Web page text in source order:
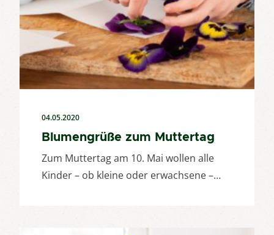
04.05.2020
Blumengrüße zum Muttertag
Zum Muttertag am 10. Mai wollen alle
Kinder – ob kleine oder erwachsene –…